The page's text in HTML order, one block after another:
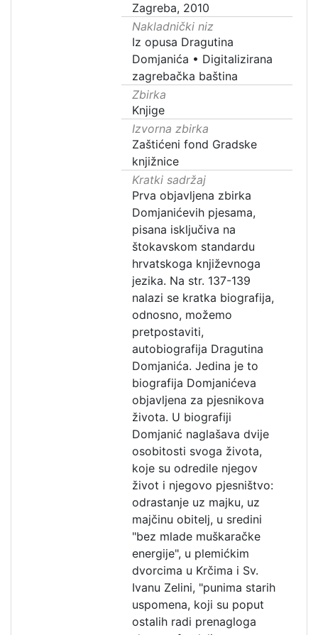
Zagreba, 2010
Nakladnički niz
Iz opusa Dragutina
Domjanića • Digitalizirana
zagrebačka baština
Zbirka
Knjige
Izvorna zbirka
Zaštićeni fond Gradske
knjižnice
Kratki sadržaj
Prva objavljena zbirka
Domjanićevih pjesama,
pisana isključiva na
štokavskom standardu
hrvatskoga književnoga
jezika. Na str. 137-139
nalazi se kratka biografija,
odnosno, možemo
pretpostaviti,
autobiografija Dragutina
Domjanića. Jedina je to
biografija Domjanićeva
objavljena za pjesnikova
života. U biografiji
Domjanić naglašava dvije
osobitosti svoga života,
koje su odredile njegov
život i njegovo pjesništvo:
odrastanje uz majku, uz
majčinu obitelj, u sredini
"bez mlade muškaračke
energije", u plemićkim
dvorcima u Krčima i Sv.
Ivanu Zelini, "punima starih
uspomena, koji su poput
ostalih radi prenagloga